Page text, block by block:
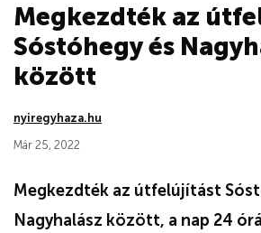
Megkezdték az
Sóstóhegy és
között
nyiregyhaza.hu
Már 25, 2022
Megkezdték az útfelújítást
Nagyhalász között, a nap 24